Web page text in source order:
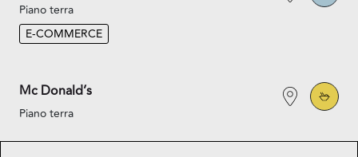
Piano terra
E-COMMERCE
Mc Donald’s
Piano terra